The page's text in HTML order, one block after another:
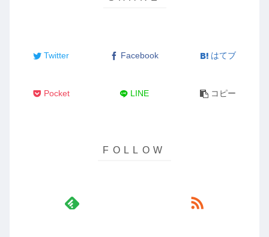
Twitter Facebook はてブ
Pocket LINE コピー